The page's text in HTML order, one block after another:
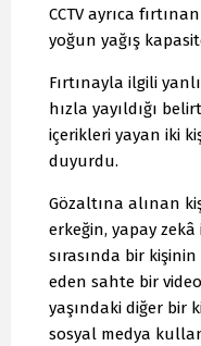
CCTV ayrıca
yoğun yağış
Fırtınayla ilgili
hızla yayıldığı
içerikleri yayan iki
duyurdu.
Gözaltına alınan
erkeğin, yapay
sırasında bir
eden sahte bir
yaşındaki diğer bir
sosyal medya